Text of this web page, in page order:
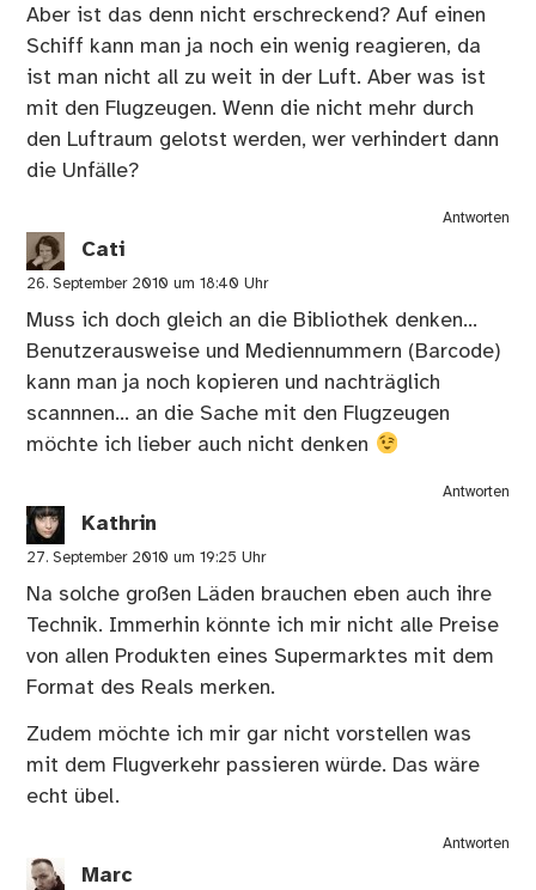
Aber ist das denn nicht erschreckend? Auf einen
Schiff kann man ja noch ein wenig reagieren, da
ist man nicht all zu weit in der Luft. Aber was ist
mit den Flugzeugen. Wenn die nicht mehr durch
den Luftraum gelotst werden, wer verhindert dann
die Unfälle?
Antworten
Cati
26. September 2010 um 18:40 Uhr
Muss ich doch gleich an die Bibliothek denken…
Benutzerausweise und Mediennummern (Barcode)
kann man ja noch kopieren und nachträglich
scannnen… an die Sache mit den Flugzeugen
möchte ich lieber auch nicht denken
Antworten
Kathrin
27. September 2010 um 19:25 Uhr
Na solche großen Läden brauchen eben auch ihre
Technik. Immerhin könnte ich mir nicht alle Preise
von allen Produkten eines Supermarktes mit dem
Format des Reals merken.
Zudem möchte ich mir gar nicht vorstellen was
mit dem Flugverkehr passieren würde. Das wäre
echt übel.
Antworten
Marc